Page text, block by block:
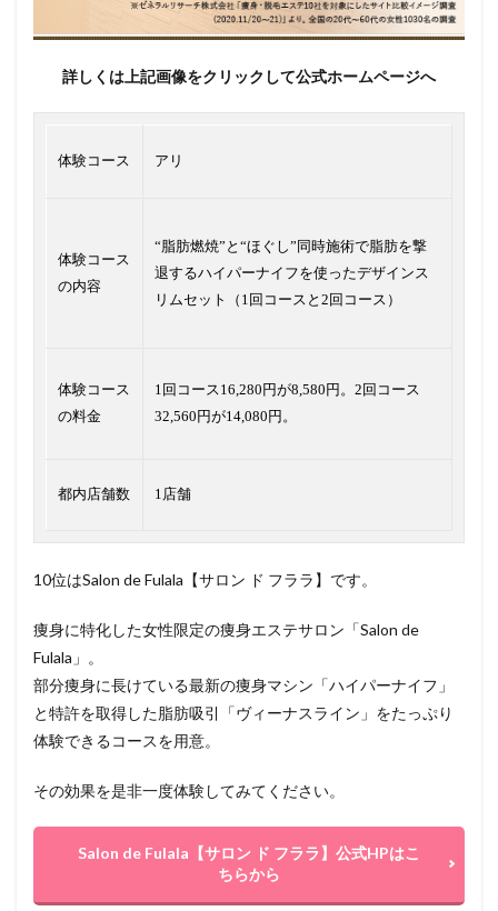
詳しくは上記画像をクリックして公式ホームページへ
体験コース アリ
体験コース
の内容
“脂肪燃焼”と“ほぐし”同時施術で脂肪を撃
退するハイパーナイフを使ったデザインス
リムセット（1回コースと2回コース）
体験コース
の料金
1回コース16,280円が8,580円。2回コース
32,560円が14,080円。
都内店舗数 1店舗
10位はSalon de Fulala【サロン ド フララ】です。
痩身に特化した女性限定の痩身エステサロン「Salon de
Fulala」。
部分痩身に長けている最新の痩身マシン「ハイパーナイフ」
と特許を取得した脂肪吸引「ヴィーナスライン」をたっぷり
体験できるコースを用意。
その効果を是非一度体験してみてください。
Salon de Fulala【サロン ド フララ】公式HPはこ
ちらから